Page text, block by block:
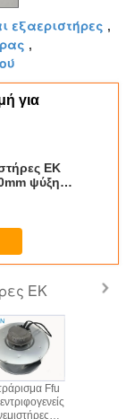
εξαεριστήρες ,
,
για
ΕΚ
ψύξη
ΕΚ